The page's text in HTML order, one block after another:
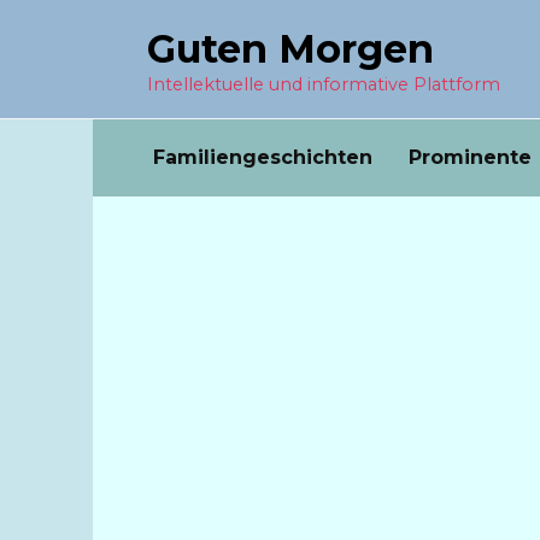
Guten Morgen
Intellektuelle und informative Plattform
Familiengeschichten Prominente